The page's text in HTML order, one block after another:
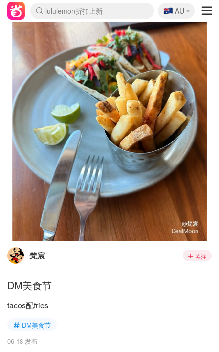
lululemon折扣上新
Sasa美妆护肤3.5折
SSENSE年中2.5折
FreshBeauty好价汇总
Cettire降价+叠9折
WWS Coles超市实拍
viagogo二手票捡漏
Myer折扣汇总
The Outnet奢牌1折起
David Jones 3折起
Flannels大牌1折
Perfumes Club护肤1折
AMIRO面罩$251
Amazon折扣汇总
eToro入金$200送$50
Amazon数码好物
ICONIC本周7.5折
ThedoubleF高奢地板价
Moose Knuckles 6折
EUFY摄像头$98
Selenichast首饰2折
Trip机票酒店促销
YSL送5件彩妆礼
Amazon家居好物
Amazon美妆护肤
雅漾大喷$8
过敏原检测盒$33
科颜氏高保湿面霜$29
SEALIFE海洋馆门票6折
丝塔芙大白罐$16
订阅Newsletter送香薰
Cult Beauty 6.8折
Harrods圣诞日历$525
LN-CC奢牌私促3折
d'Alba空姐喷雾$16
EVE LOM套装£56
Bernardelli独家4折
Adore Beauty 6折起
CT圣诞日历
Mytheresa奢品2.7折
Luxury Escapes 9折
Currentbody美容仪$881
MOON Garden Live
Roborock扫地机$649
Tingo Life水杯$24
Valentino官网5折
CR洗护套装$23
修丽可4件套$159
GANNI官网4.5折
Stylevana韩妆4折
Tessabit高奢8.5折
OGX洗发水$11
Amazon阿德莱德次日达
卡诗8.5折+赠礼
Philips Hue灯具8折
La Mer送8件礼值$529
🇦🇺
AU
梵宸 关注
DM美食节
tacos配fries
DM美食节
06-18 发布